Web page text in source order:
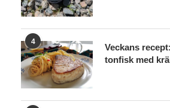
4
Veckans
tonfisk med